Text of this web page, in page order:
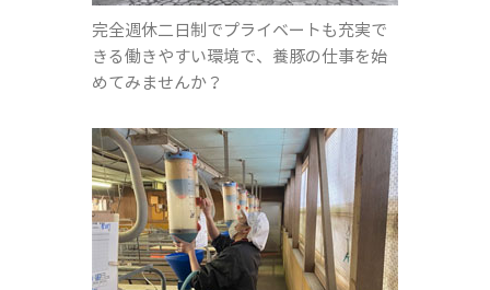
完全週休二日制でプライベートも充実で
きる働きやすい環境で、養豚の仕事を始
めてみませんか？